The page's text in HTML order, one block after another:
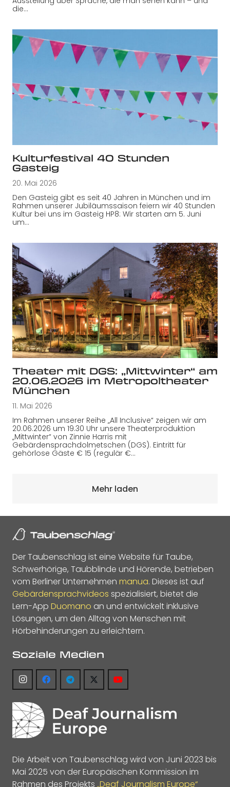
die…
Kulturfestival 40 Stunden
Gasteig
20. Mai 2026
Den Gasteig gibt es seit 40 Jahren in München und im
Rahmen unserer Jubiläumssaison feiern wir 40 Stunden
Kultur bei uns im Gasteig HP8: Wir starten am 5. Juni
um…
Theater mit DGS: „Mittwinter“ am
20.06.2026 im Metropoltheater
München
11. Mai 2026
Im Rahmen unserer Reihe „All Inclusive“ zeigen wir am
20.06.2026 um 19.30 Uhr unsere Theaterproduktion
„Mittwinter“ von Zinnie Harris mit
Gebärdensprachdolmetschen (DGS). Eintritt für
gehörlose Gäste € 15 (regulär €…
Mehr laden
Der Taubenschlag ist eine Website für Taube,
Schwerhörige, Taubblinde und Hörende, betrieben
vom Berliner Unternehmen manua. Dieses ist auf
Gebärdensprachvideos spezialisiert, bietet die
Lern-App Duomano an und entwickelt inklusive
Lösungen, um den Alltag von Menschen mit
Hörbehinderungen zu erleichtern.
Soziale Medien
Die Arbeit von Taubenschlag wird von Juni 2023 bis
Mai 2025 von der Europäischen Kommission im
Rahmen des Projekts „Deaf Journalism Europe“